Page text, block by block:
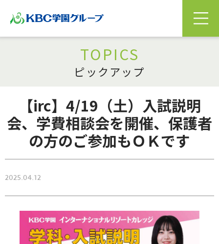
TOPICS
ピックアップ
【irc】4/19（土）入試説明
会、学費相談会を開催、保護者
の方のご参加もＯＫです
2025.04.12